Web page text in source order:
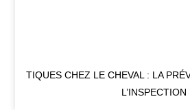
TIQUES CHEZ LE CHEVAL : LA
L’INSPECTION